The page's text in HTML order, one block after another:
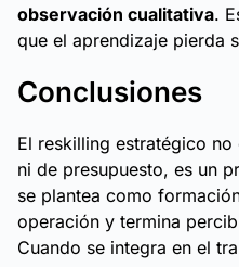
observación cualitativa.
que el aprendizaje pierda
Conclusiones
El reskilling estratégico
ni de presupuesto, es un
se plantea como
operación y termina
Cuando se integra en el